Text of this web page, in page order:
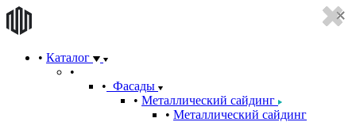
Каталог
Фасады
Металлический сайдинг
Металлический сайдинг